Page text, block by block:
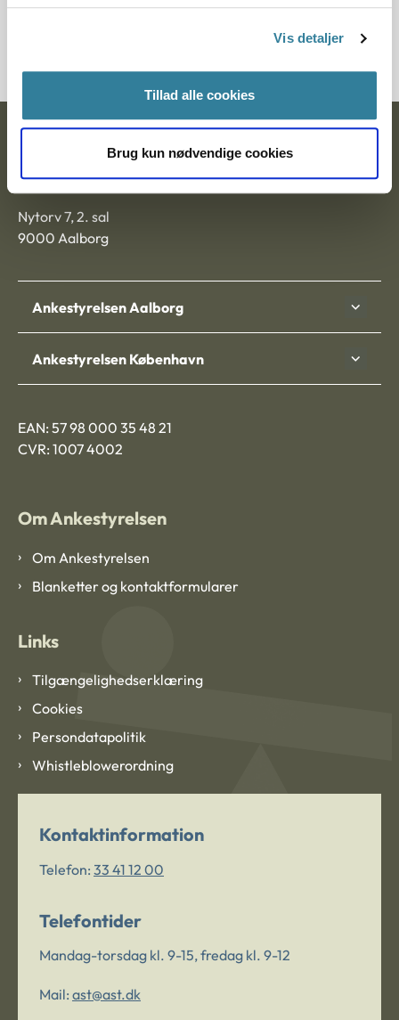
Vis detaljer
Tillad alle cookies
Brug kun nødvendige cookies
Ankestyrelsen
Postadresse:
Nytorv 7, 2. sal
9000 Aalborg
Ankestyrelsen Aalborg
Ankestyrelsen København
EAN: 57 98 000 35 48 21
CVR: 1007 4002
Om Ankestyrelsen
Om Ankestyrelsen
Blanketter og kontaktformularer
Links
Tilgængelighedserklæring
Cookies
Persondatapolitik
Whistleblowerordning
Kontaktinformation
Telefon: 33 41 12 00
Telefontider
Mandag-torsdag kl. 9-15, fredag kl. 9-12
Mail: ast@ast.dk